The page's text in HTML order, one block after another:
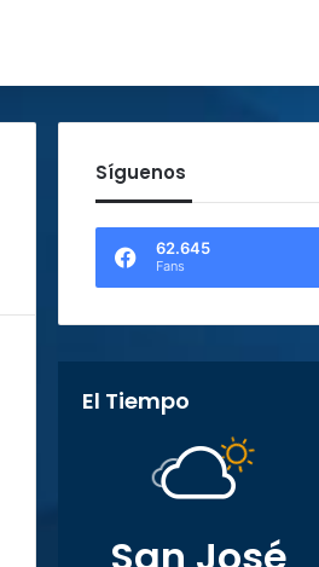
Síguenos
62.645
Fans
El Tiempo